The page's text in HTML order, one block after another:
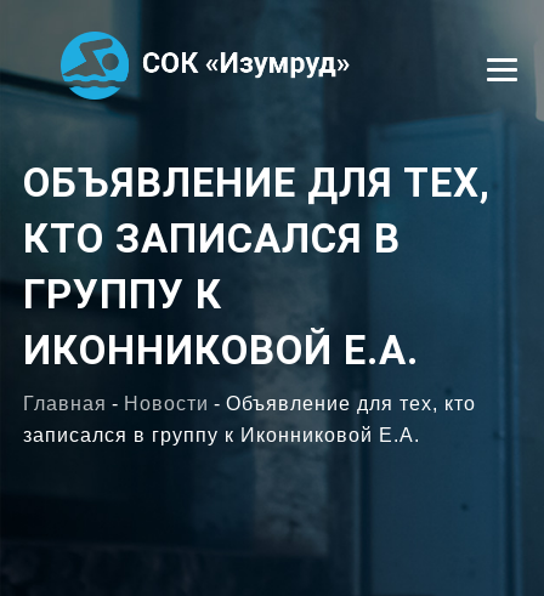
УСЛУГИ
СЕКЦИИ
ТРЕНЕРЫ
ОТЗЫВЫ
ФОТОГАЛЕРЕЯ
ОБЪЯВЛЕНИЕ ДЛЯ ТЕХ,
КТО ЗАПИСАЛСЯ В
ГРУППУ К
ИКОННИКОВОЙ Е.А.
Главная - Новости - Объявление для тех, кто
записался в группу к Иконниковой Е.А.